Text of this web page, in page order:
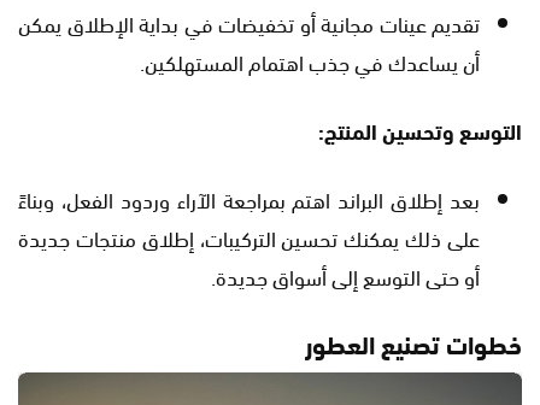
تقديم عينات مجانية أو تخفيضات في بداية الإطلاق يمكن
أن يساعدك في جذب اهتمام المستهلكين.
التوسع وتحسين المنتج:
بعد إطلاق البراند اهتم بمراجعة الآراء وردود الفعل، وبناءً
على ذلك يمكنك تحسين التركيبات، إطلاق منتجات جديدة
أو حتى التوسع إلى أسواق جديدة.
خطوات تصنيع العطور